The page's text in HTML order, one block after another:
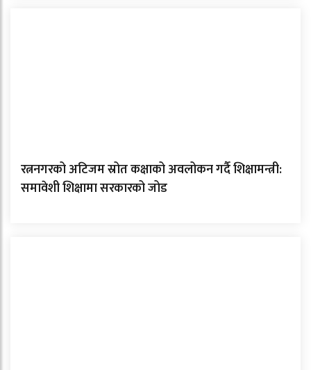
रत्ननगरको अटिजम स्रोत कक्षाको अवलोकन गर्दै शिक्षामन्त्री:
समावेशी शिक्षामा सरकारको जोड